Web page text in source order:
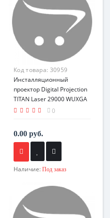
Код товара: 30959
Инсталляционный
проектор Digital Projection
TITAN Laser 29000 WUXGA
0
0.00 руб.
Наличие: Под заказ